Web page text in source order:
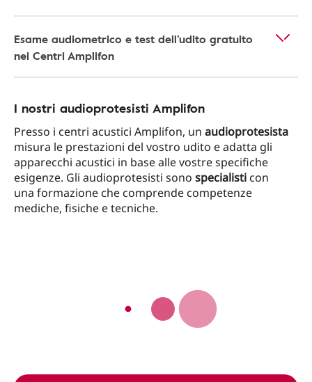
Esame audiometrico e test dell’udito gratuito
nei Centri Amplifon
I nostri audioprotesisti Amplifon
Presso i centri acustici Amplifon, un audioprotesista
misura le prestazioni del vostro udito e adatta gli
apparecchi acustici in base alle vostre specifiche
esigenze. Gli audioprotesisti sono specialisti con
una formazione che comprende competenze
mediche, fisiche e tecniche.